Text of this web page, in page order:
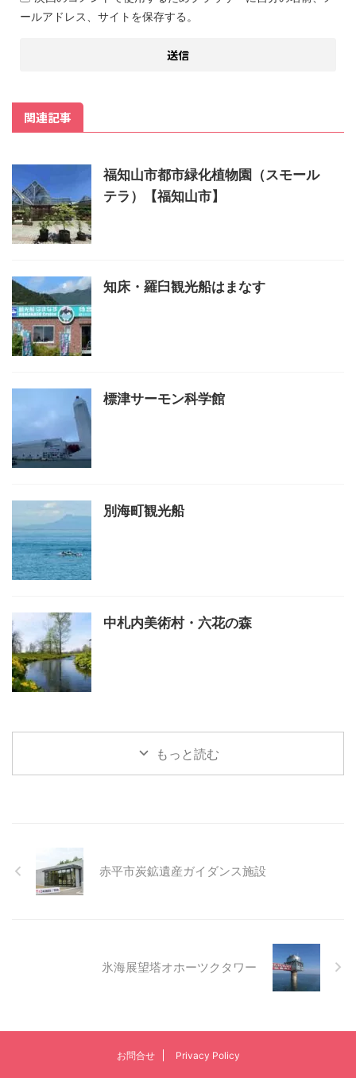
ールアドレス、サイトを保存する。
関連記事
福知山市都市緑化植物園（スモール
テラ）【福知山市】
知床・羅臼観光船はまなす
標津サーモン科学館
別海町観光船
中札内美術村・六花の森
もっと読む
赤平市炭鉱遺産ガイダンス施設
氷海展望塔オホーツクタワー
お問合せ Privacy Policy